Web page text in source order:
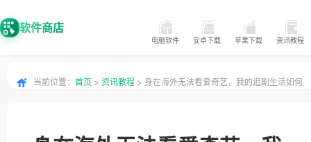
软件商店
电脑软件 安卓下载 苹果下载 资讯教程
当前位置： 首页 > 资讯教程 > 身在海外无法看爱奇艺，我的追剧生活如何